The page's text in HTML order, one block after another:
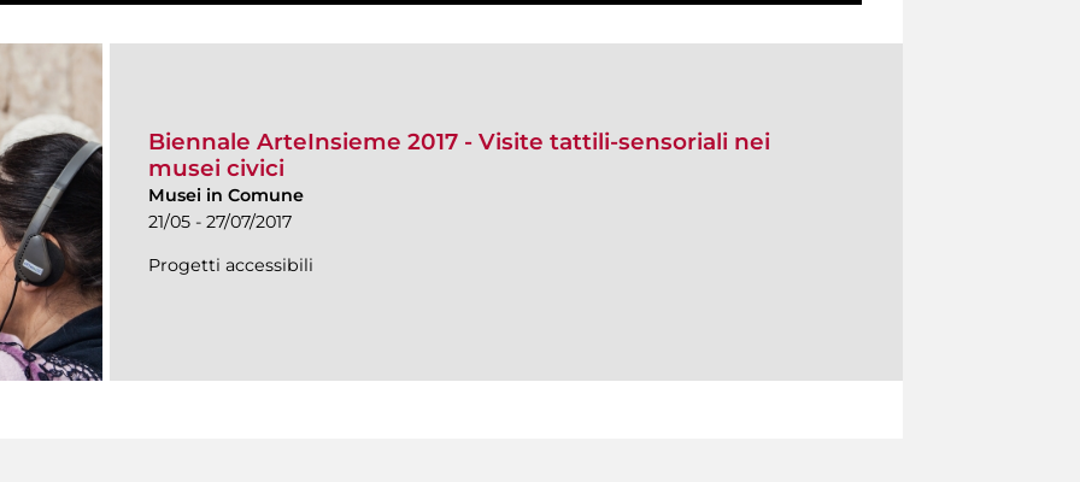
Biennale ArteInsieme 2017 - Visite tattili-sensoriali nei
musei civici
Musei in Comune
21/05 - 27/07/2017
Progetti accessibili